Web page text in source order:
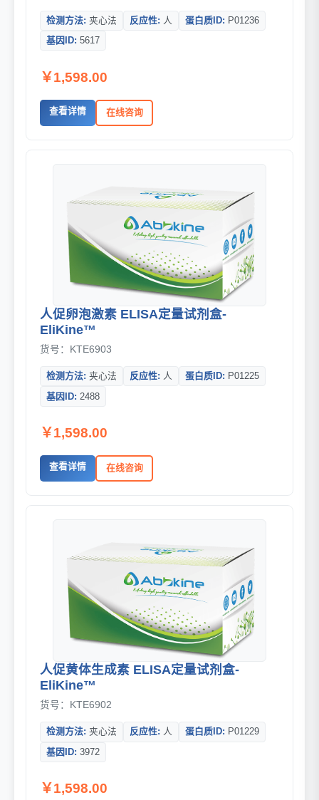
检测方法: 夹心法 反应性: 人 蛋白质ID: P01236
基因ID: 5617
￥1,598.00
查看详情 在线咨询
人促卵泡激素 ELISA定量试剂盒-
EliKine™
货号：KTE6903
检测方法: 夹心法 反应性: 人 蛋白质ID: P01225
基因ID: 2488
￥1,598.00
查看详情 在线咨询
人促黄体生成素 ELISA定量试剂盒-
EliKine™
货号：KTE6902
检测方法: 夹心法 反应性: 人 蛋白质ID: P01229
基因ID: 3972
￥1,598.00